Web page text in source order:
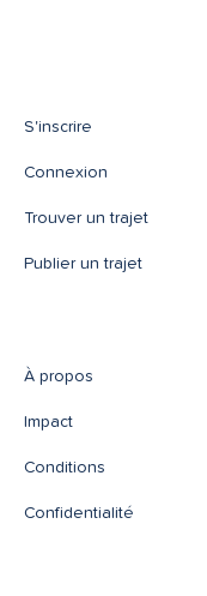
S'inscrire
Connexion
Trouver un trajet
Publier un trajet
À propos
Impact
Conditions
Confidentialité